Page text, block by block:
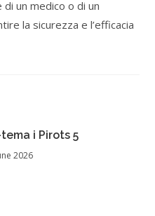
un medico o di un
la sicurezza e l’efficacia
i Pirots 5
2026